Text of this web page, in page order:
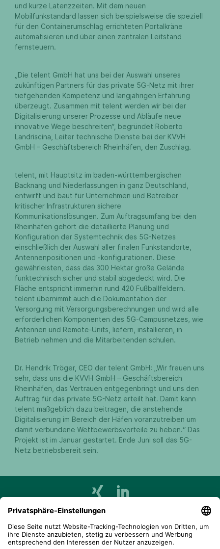
und kurze Latenzzeiten. Mit dem neuen
Mobilfunkstandard lassen sich beispielsweise die speziell
für den Containerumschlag errichteten Portalkräne
automatisieren und über einen zentralen Leitstand
fernsteuern.
„Die telent GmbH hat uns bei der Auswahl unseres
zukünftigen Partners für das private 5G-Netz mit ihrer
tiefgehenden Kompetenz und langjährigen Erfahrung
überzeugt. Zusammen mit telent werden wir bei der
Digitalisierung unserer Prozesse und Abläufe neue
innovative Wege beschreiten“, begründet Roberto
Landriscina, Leiter technische Dienste bei der KVVH
GmbH – Geschäftsbereich Rheinhäfen, den Zuschlag.
telent, mit Hauptsitz im baden-württembergischen
Backnang und Niederlassungen in ganz Deutschland,
entwirft und baut für Unternehmen und Betreiber
kritischer Infrastrukturen sichere
Kommunikationslösungen. Zum Auftragsumfang bei den
Rheinhäfen gehört die detaillierte Planung und
Konfiguration der Systemtechnik des 5G-Netzes
einschließlich der Auswahl aller finalen Funkstandorte,
Antennenpositionen und -konfigurationen. Diese
gewährleisten, dass das 300 Hektar große Gelände
funktechnisch sicher und stabil abgedeckt wird. Die
Fläche entspricht immerhin rund 420 Fußballfeldern.
telent übernimmt auch die Dokumentation der
Versorgung mit Versorgungsberechnungen und wird alle
erforderlichen Komponenten des 5G-Campusnetzes, wie
Antennen und Remote-Units, liefern, installieren, in
Betrieb nehmen und die Mitarbeitenden schulen.
Dr. Hendrik Tröger, CEO der telent GmbH: „Wir freuen uns
sehr, dass uns die KVVH GmbH – Geschäftsbereich
Rheinhäfen, das Vertrauen entgegenbringt und uns den
Auftrag für das private 5G-Netz erteilt hat. Damit kann
telent maßgeblich dazu beitragen, die anstehende
Digitalisierung im Bereich der Häfen voranzutreiben um
damit verbundene Wettbewerbsvorteile zu heben.“ Das
Projekt ist im Januar gestartet. Ende Juni soll das 5G-
Netz betriebsbereit sein.
telent GmbH
Gerberstraße 34, 71522 Backnang